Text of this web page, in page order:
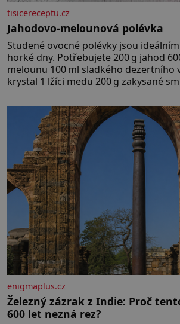
tisicereceptu.cz
Jahodovo-melounová polévka
Studené ovocné polévky jsou
horké dny. Potřebujete 200 g jahod 600 g žlutého
melounu 100 ml sladkého dezertního
krystal 1 lžíci medu 200 g zakysané sm
enigmaplus.cz
Železný zázrak z Indie: Proč
600 let nezná rez?